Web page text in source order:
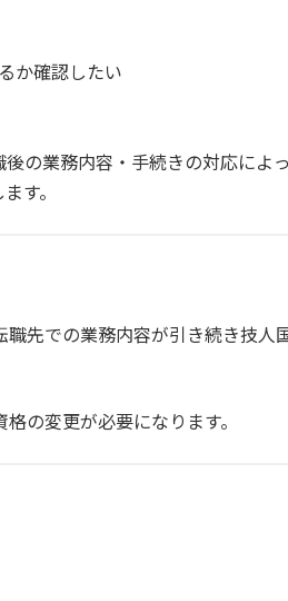
か確認したい
の業務内容・手続きの対応によ
す。
先での業務内容が引き続き技
の変更が必要になります。